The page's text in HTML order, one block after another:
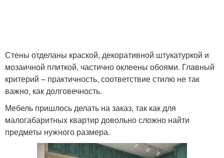
Стены отделаны краской, декоративной штукатуркой и
мозаичной плиткой, частично оклеены обоями. Главный
критерий – практичность, соответствие стилю не так
важно, как долговечность.
Мебель пришлось делать на заказ, так как для
малогабаритных квартир довольно сложно найти
предметы нужного размера.